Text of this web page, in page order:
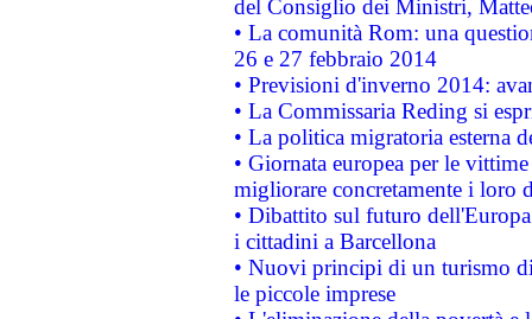
del Consiglio dei Ministri,
• La comunità Rom: una
26 e 27 febbraio 2014
• Previsioni d'inverno 2014:
• La Commissaria Reding si
• La politica migratoria esterna
• Giornata europea per le
migliorare concretamente i loro
• Dibattito sul futuro
i cittadini a Barcellona
• Nuovi principi di un turismo
le piccole imprese